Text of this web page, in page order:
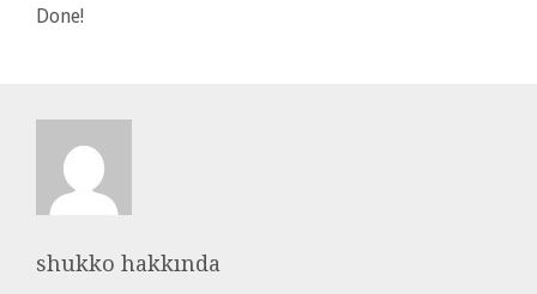
Done!
shukko hakkında